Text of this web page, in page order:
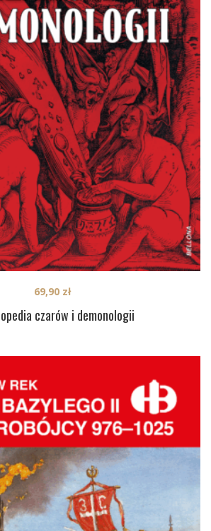
czarów i demonologii
69,90 zł